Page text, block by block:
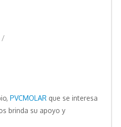
/
PVCMOLAR que se interesa
brinda su apoyo y